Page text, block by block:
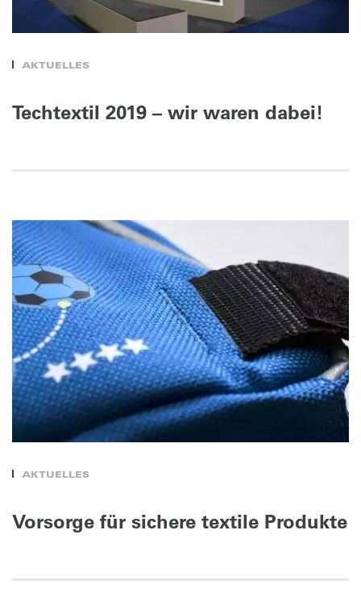
AKTUELLES
Techtextil 2019 – wir waren dabei!
AKTUELLES
Vorsorge für sichere textile Produkte